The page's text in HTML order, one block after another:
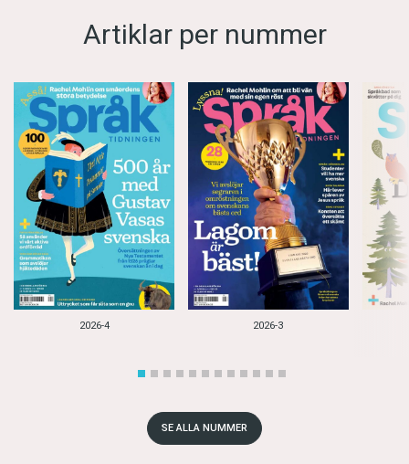
Artiklar per nummer
2026-4 2026-3
SE ALLA NUMMER